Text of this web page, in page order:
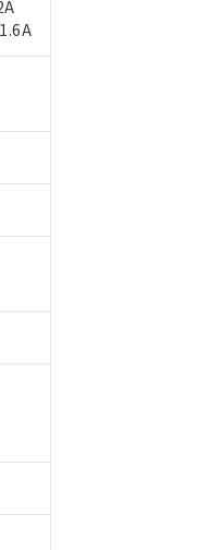
確認ください。
は開示しないようお願いしま
メンバーズにご登録され
社および当社の共同利用者
で利用することをご了承くだ
明するものではありません。
間は出荷製品に未対応品が
い限り、2022年1月12日よ
影響を及ぼさない年数を意
がある場合は、取り引きをい
セル
客様担当のオムロン制御